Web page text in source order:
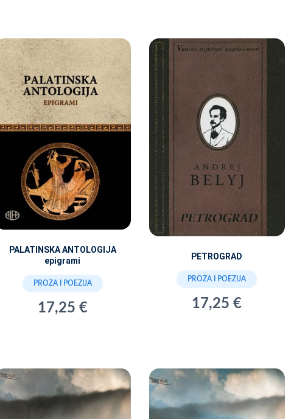
PALATINSKA ANTOLOGIJA
epigrami
PROZA I POEZIJA
17,25 €
PETROGRAD
PROZA I POEZIJA
17,25 €